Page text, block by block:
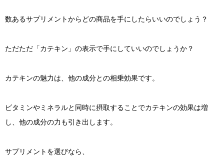
数あるサプリメントからどの商品を手にしたらいいのでしょう？
ただただ「カテキン」の表示で手にしていいのでしょうか？
カテキンの魅力は、他の成分との相乗効果です。
ビタミンやミネラルと同時に摂取することでカテキンの効果は増
し、他の成分の力も引き出します。
サプリメントを選びなら、